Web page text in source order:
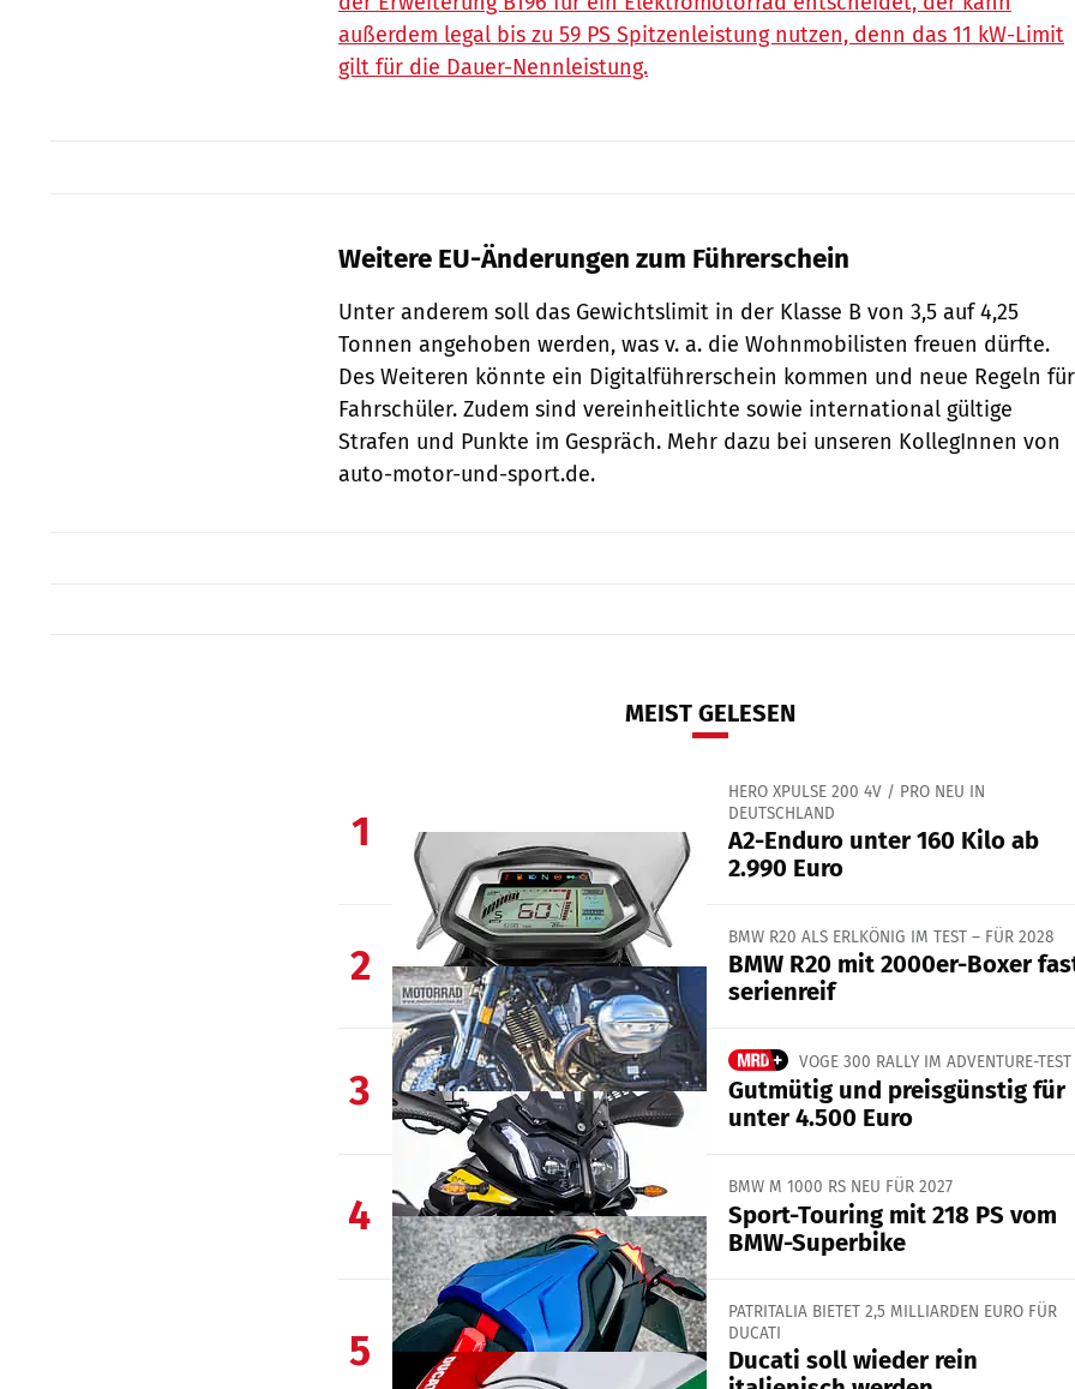
außerdem legal bis zu 59 PS Spitzenleistung nutzen, denn das 11 kW-Limit
gilt für die Dauer-Nennleistung.
Weitere EU-Änderungen zum Führerschein
Unter anderem soll das Gewichtslimit in der Klasse B von 3,5 auf 4,25
Tonnen angehoben werden, was v. a. die Wohnmobilisten freuen dürfte.
Des Weiteren könnte ein Digitalführerschein kommen und neue Regeln für
Fahrschüler. Zudem sind vereinheitlichte sowie international gültige
Strafen und Punkte im Gespräch. Mehr dazu bei unseren KollegInnen von
auto-motor-und-sport.de.
MEIST GELESEN
1
HERO XPULSE 200 4V / PRO NEU IN
DEUTSCHLAND
A2-Enduro unter 160 Kilo ab
2.990 Euro
2
BMW R20 ALS ERLKÖNIG IM TEST – FÜR 2028
BMW R20 mit 2000er-Boxer
serienreif
3
VOGE 300 RALLY IM ADVENTURE-TEST
Gutmütig und preisgünstig für
unter 4.500 Euro
4
BMW M 1000 RS NEU FÜR 2027
Sport-Touring mit 218 PS vom
BMW-Superbike
5
PATRITALIA BIETET 2,5 MILLIARDEN EURO FÜR
DUCATI
Ducati soll wieder rein